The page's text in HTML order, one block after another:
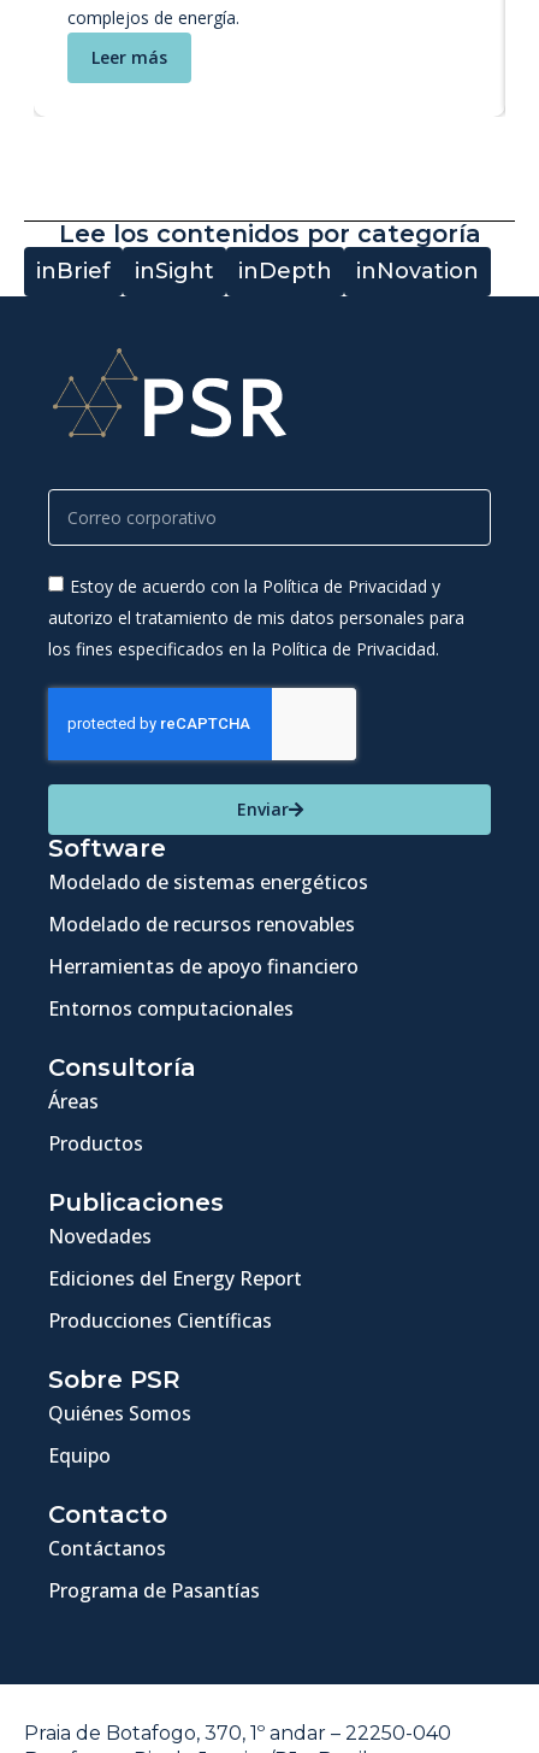
complejos de energía.
Leer más
Lee los contenidos por categoría
inBrief inSight inDepth inNovation
Estoy de acuerdo con la Política de Privacidad y
autorizo el tratamiento de mis datos personales para
los fines especificados en la Política de Privacidad.
Enviar
Software
Modelado de sistemas energéticos
Modelado de recursos renovables
Herramientas de apoyo financiero
Entornos computacionales
Consultoría
Áreas
Productos
Publicaciones
Novedades
Ediciones del Energy Report
Producciones Científicas
Sobre PSR
Quiénes Somos
Equipo
Contacto
Contáctanos
Programa de Pasantías
Praia de Botafogo, 370, 1º andar – 22250-040